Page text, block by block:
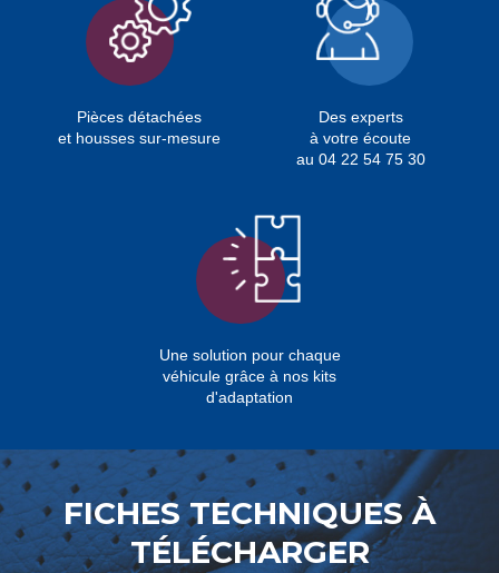
Pièces détachées
et housses sur-mesure
Des experts
à votre écoute
au 04 22 54 75 30
Une solution pour chaque
véhicule grâce à nos kits
d'adaptation
FICHES TECHNIQUES À
TÉLÉCHARGER